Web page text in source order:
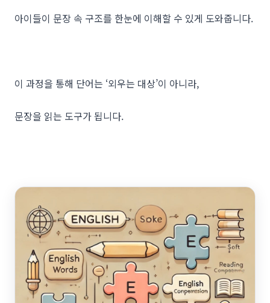
아이들이 문장 속 구조를 한눈에 이해할 수 있게 도와줍니다.
이 과정을 통해 단어는 ‘외우는 대상’이 아니라,
문장을 읽는 도구가 됩니다.